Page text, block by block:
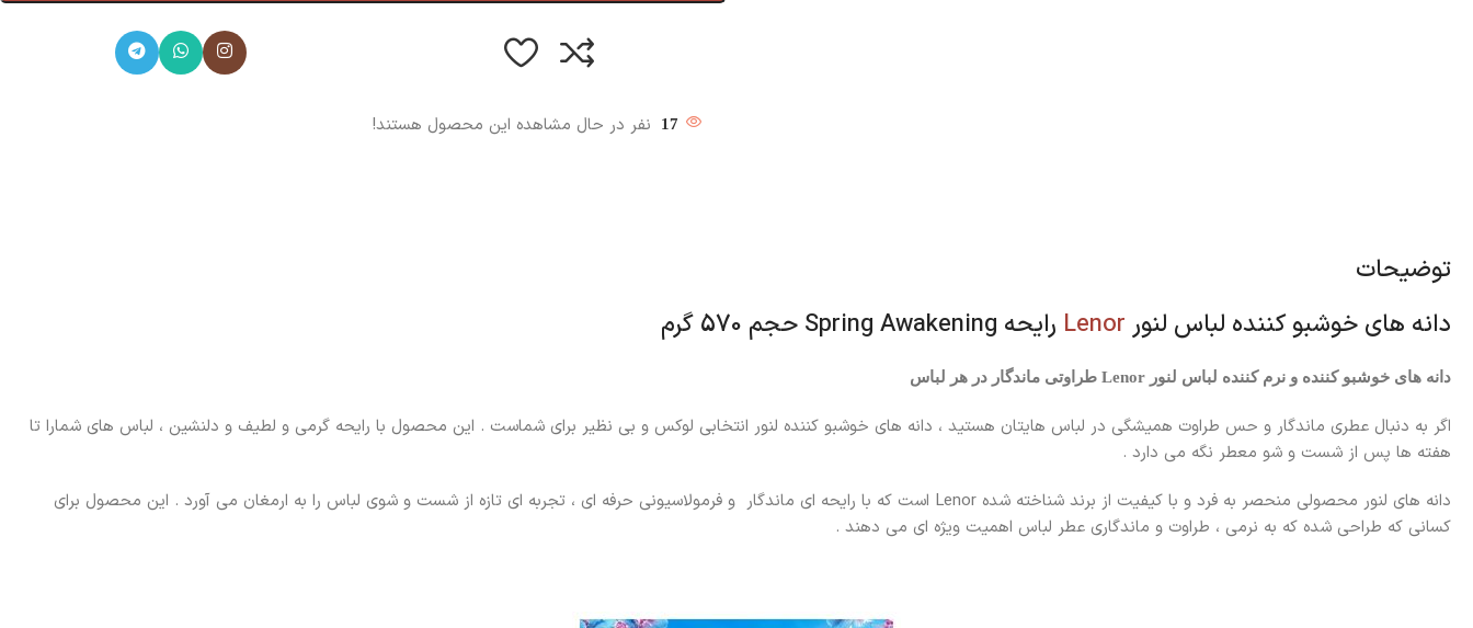
17 نفر در حال مشاهده این محصول هستند!
توضیحات
دانه های خوشبو کننده لباس لنور Lenor رایحه Spring Awakening حجم 570 گرم
دانه های خوشبو کننده و نرم کننده لباس لنور Lenor طراوتی ماندگار در هر لباس
اگر به دنبال عطری ماندگار و حس طراوت همیشگی در لباس هایتان هستید ، دانه های خوشبو کننده لنور انتخابی لوکس و بی نظیر برای شماست . این محصول با رایحه گرمی و لطیف و دلنشین ، لباس های شمارا تا
هفته ها پس از شست و شو معطر نگه می دارد .
دانه های لنور محصولی منحصر به فرد و با کیفیت از برند شناخته شده Lenor است که با رایحه ای ماندگار و فرمولاسیونی حرفه ای ، تجربه ای تازه از شست و شوی لباس را به ارمغان می آورد . این محصول برای
کسانی که طراحی شده که به نرمی ، طراوت و ماندگاری عطر لباس اهمیت ویژه ای می دهند .